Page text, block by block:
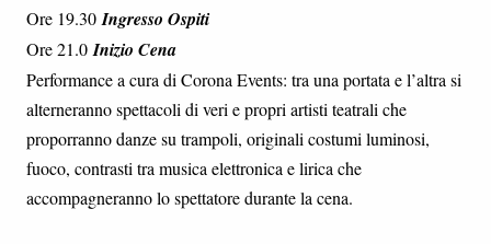
Ore 19.30Ingresso Ospiti
Ore 21.0Inizio Cena
Performance a cura di Corona Events: tra una portata e l’altra si
alterneranno spettacoli di veri e propri artisti teatrali che
proporranno danze su trampoli, originali costumi luminosi,
fuoco, contrasti tra musica elettronica e lirica che
accompagneranno lo spettatore durante la cena.